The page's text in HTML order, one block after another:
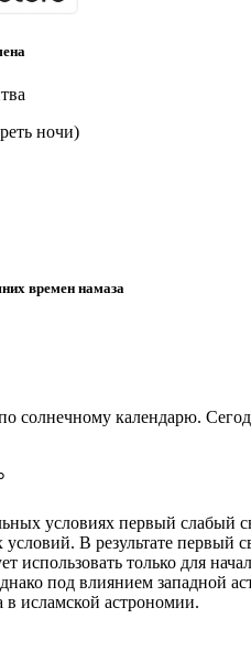
ночи)
времен намаза
условиях первый слабый
В результате первый
использовать только для
под влиянием западной
исламской астрономии.